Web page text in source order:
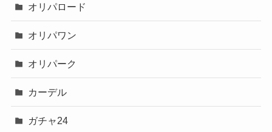
オリパロード
オリパワン
オリパーク
カーデル
ガチャ24